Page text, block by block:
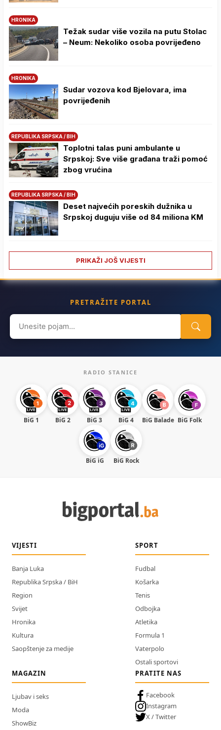
HRONIKA
Težak sudar više vozila na putu Stolac
– Neum: Nekoliko osoba povrijeđeno
HRONIKA
Sudar vozova kod Bjelovara, ima
povrijeđenih
REPUBLIKA SRPSKA / BIH
Toplotni talas puni ambulante u
Srpskoj: Sve više građana traži pomoć
zbog vrućina
REPUBLIKA SRPSKA / BIH
Deset najvećih poreskih dužnika u
Srpskoj duguju više od 84 miliona KM
PRIKAŽI JOŠ VIJESTI
PRETRAŽITE PORTAL
Search
for:
RADIO STANICE
BiG 1 BiG 2 BiG 3 BiG 4 BiG Balade BiG Folk
BiG iG BiG Rock
VIJESTI
Banja Luka
Republika Srpska / BiH
Region
Svijet
Hronika
Kultura
Saopštenje za medije
SPORT
Fudbal
Košarka
Tenis
Odbojka
Atletika
Formula 1
Vaterpolo
Ostali sportovi
MAGAZIN
Ljubav i seks
Moda
ShowBiz
PRATITE NAS
Facebook
Instagram
X / Twitter